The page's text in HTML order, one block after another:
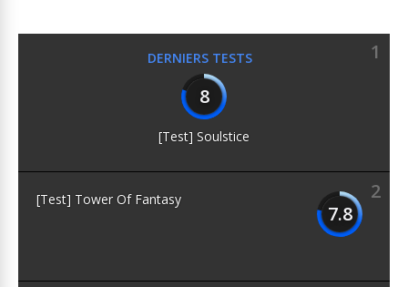
DERNIERS TESTS
1
8
[Test] Soulstice
2
7.8
[Test] Tower Of Fantasy